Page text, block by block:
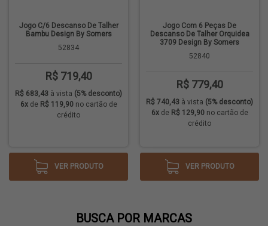
Jogo C/6 Descanso De Talher
Bambu Design By Somers
52834
R$ 719,40
R$ 683,43 à vista (5% desconto)
6xde R$ 119,90no cartão de
crédito
VER PRODUTO
Jogo Com 6 Peças De
Descanso De Talher Orquidea
3709 Design By Somers
52840
R$ 779,40
R$ 740,43 à vista (5% desconto)
6xde R$ 129,90no cartão de
crédito
VER PRODUTO
BUSCA POR MARCAS